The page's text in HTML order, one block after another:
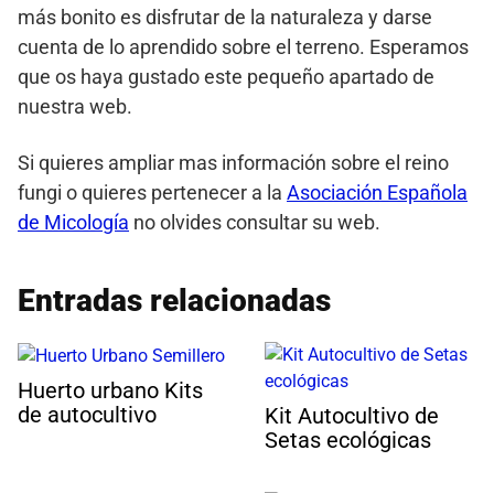
más bonito es disfrutar de la naturaleza y darse
cuenta de lo aprendido sobre el terreno. Esperamos
que os haya gustado este pequeño apartado de
nuestra web.
Si quieres ampliar mas información sobre el reino
fungi o quieres pertenecer a la Asociación Española
de Micología no olvides consultar su web.
Entradas relacionadas
Huerto urbano Kits
de autocultivo
Kit Autocultivo de
Setas ecológicas